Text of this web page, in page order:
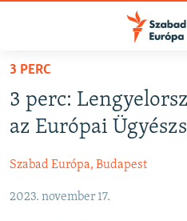
Akadálymentes
Ugrás
fő
oldalra
Ugrás
AKTUÁLIS
PODCASTOK
VIDEÓK
ELEMZŐ
3 PERC
3 perc:
az Európai
Szabad Európa, Budapest
2023. november 17.